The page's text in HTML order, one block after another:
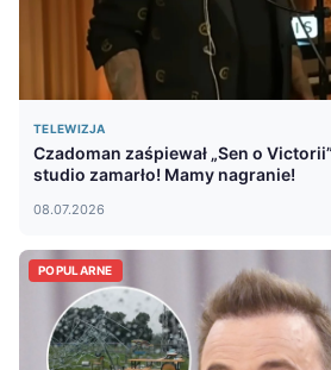
TELEWIZJA
Czadoman zaśpiewał „Sen o
studio zamarło! Mamy nagranie!
08.07.2026
POPULARNE